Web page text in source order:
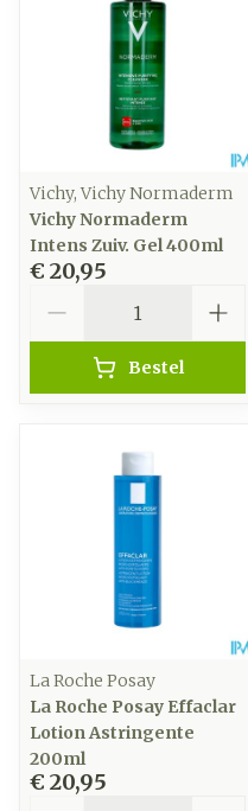
Vichy, Vichy Normaderm
Vichy Normaderm
Intens Zuiv. Gel 400ml
€ 20,95
Bestel
La Roche Posay
La Roche Posay Effaclar
Lotion Astringente
200ml
€ 20,95